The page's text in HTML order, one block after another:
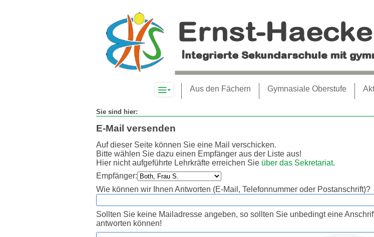
Sie sind hier:
E-Mail versenden
Auf dieser Seite können Sie eine Mail verschicken.
Bitte wählen Sie dazu einen Empfänger aus der Liste aus!
Hier nicht aufgeführte Lehrkräfte erreichen Sie über das Sekretariat.
Empfänger:
Wie können wir Ihnen Antworten (E-Mail, Telefonnummer oder Postanschrift)?
Sollten Sie keine Mailadresse angeben, so sollten Sie unbedingt eine
antworten können!
Komplett-Aus den Fächern Gymnasiale Oberstufe